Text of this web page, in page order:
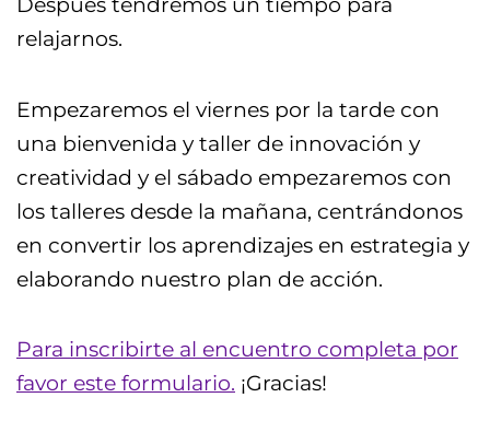
Después tendremos un tiempo para
relajarnos.
Empezaremos el viernes por la tarde con
una bienvenida y taller de innovación y
creatividad y el sábado empezaremos con
los talleres desde la mañana, centrándonos
en convertir los aprendizajes en estrategia y
elaborando nuestro plan de acción.
Para inscribirte al encuentro completa por
favor este formulario. ¡Gracias!